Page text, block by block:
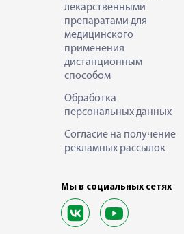
лекарственными
препаратами для
медицинского
применения
дистанционным
способом
Обработка
персональных данных
Согласие на получение
рекламных рассылок
Мы в социальных сетях